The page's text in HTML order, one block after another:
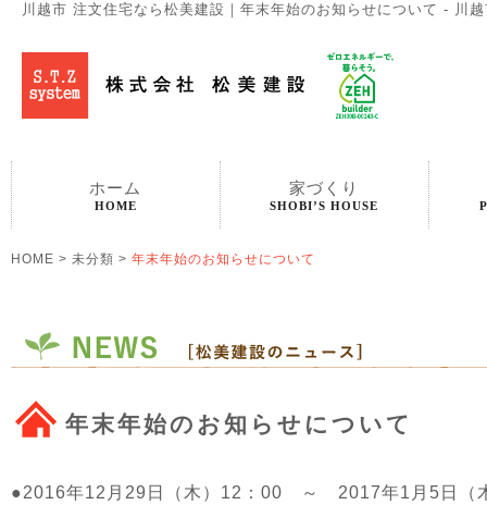
川越市 注文住宅なら松美建設｜年末年始のお知らせについて - 川
ホーム
HOME
家づくり
SHOBI’S HOUSE
HOME > 未分類 > 年末年始のお知らせについて
年末年始のお知らせについて
●2016年12月29日（木）12：00 ～ 2017年1月5日